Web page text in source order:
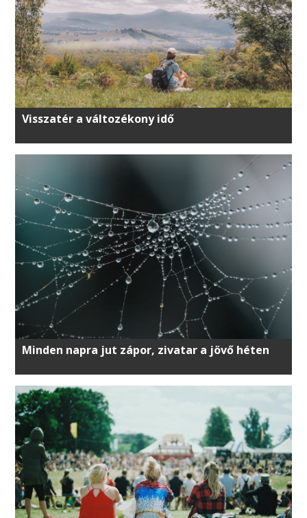
Visszatér a változékony idő
Minden napra jut zápor, zivatar a jövő héten